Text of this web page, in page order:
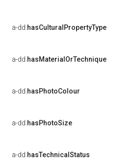
a-dd:hasCulturalPropertyType
a-dd:hasMaterialOrTechnique
a-dd:hasPhotoColour
a-dd:hasPhotoSize
a-dd:hasTechnicalStatus